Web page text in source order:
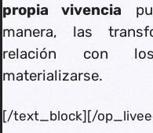
propia vivencia
manera, las
relación con
materializarse.
[/text_block][/